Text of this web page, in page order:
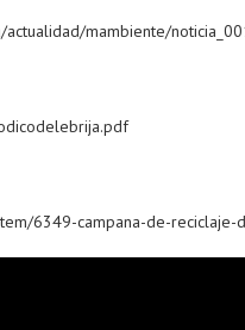
mambiente/
6349-campana-de-